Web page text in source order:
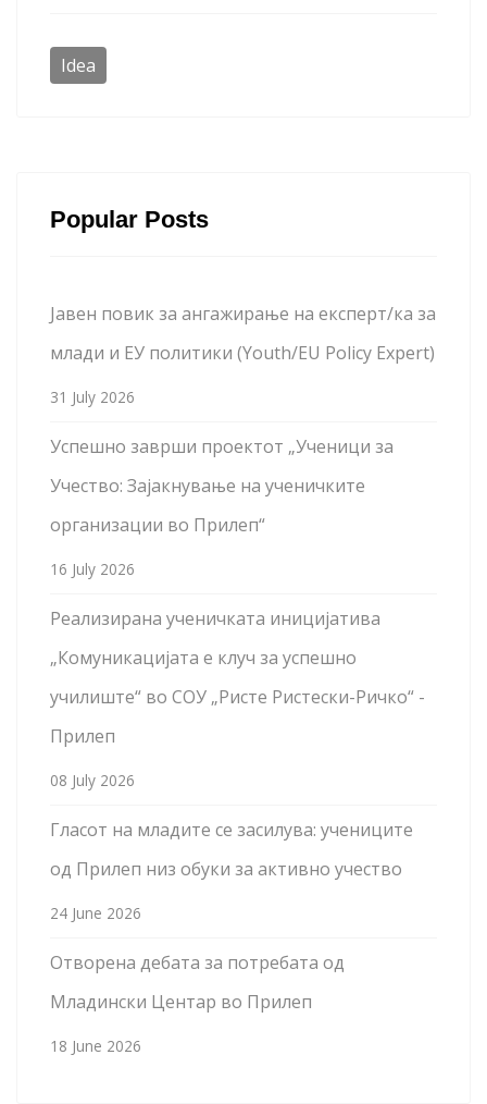
Idea
Popular Posts
Јавен повик за ангажирање на експерт/ка за
млади и ЕУ политики (Youth/EU Policy Expert)
31 July 2026
Успешно заврши проектот „Ученици за
Учество: Зајакнување на ученичките
организации во Прилеп“
16 July 2026
Реализирана ученичката иницијатива
„Комуникацијата е клуч за успешно
училиште“ во СОУ „Ристе Ристески-Ричко“ -
Прилеп
08 July 2026
Гласот на младите се засилува: учениците
од Прилеп низ обуки за активно учество
24 June 2026
Отворена дебата за потребата од
Младински Центар во Прилеп
18 June 2026